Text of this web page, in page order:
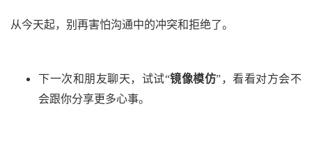
从今天起，别再害怕沟通中的冲突和拒绝了。
下一次和朋友聊天，试试“镜像模仿”，看看对方会不
会跟你分享更多心事。